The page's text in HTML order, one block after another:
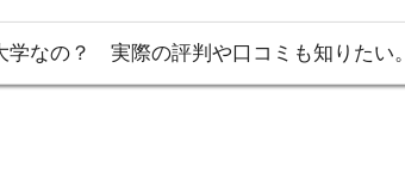
学なの？ 実際の評判や口コミも知りたい。